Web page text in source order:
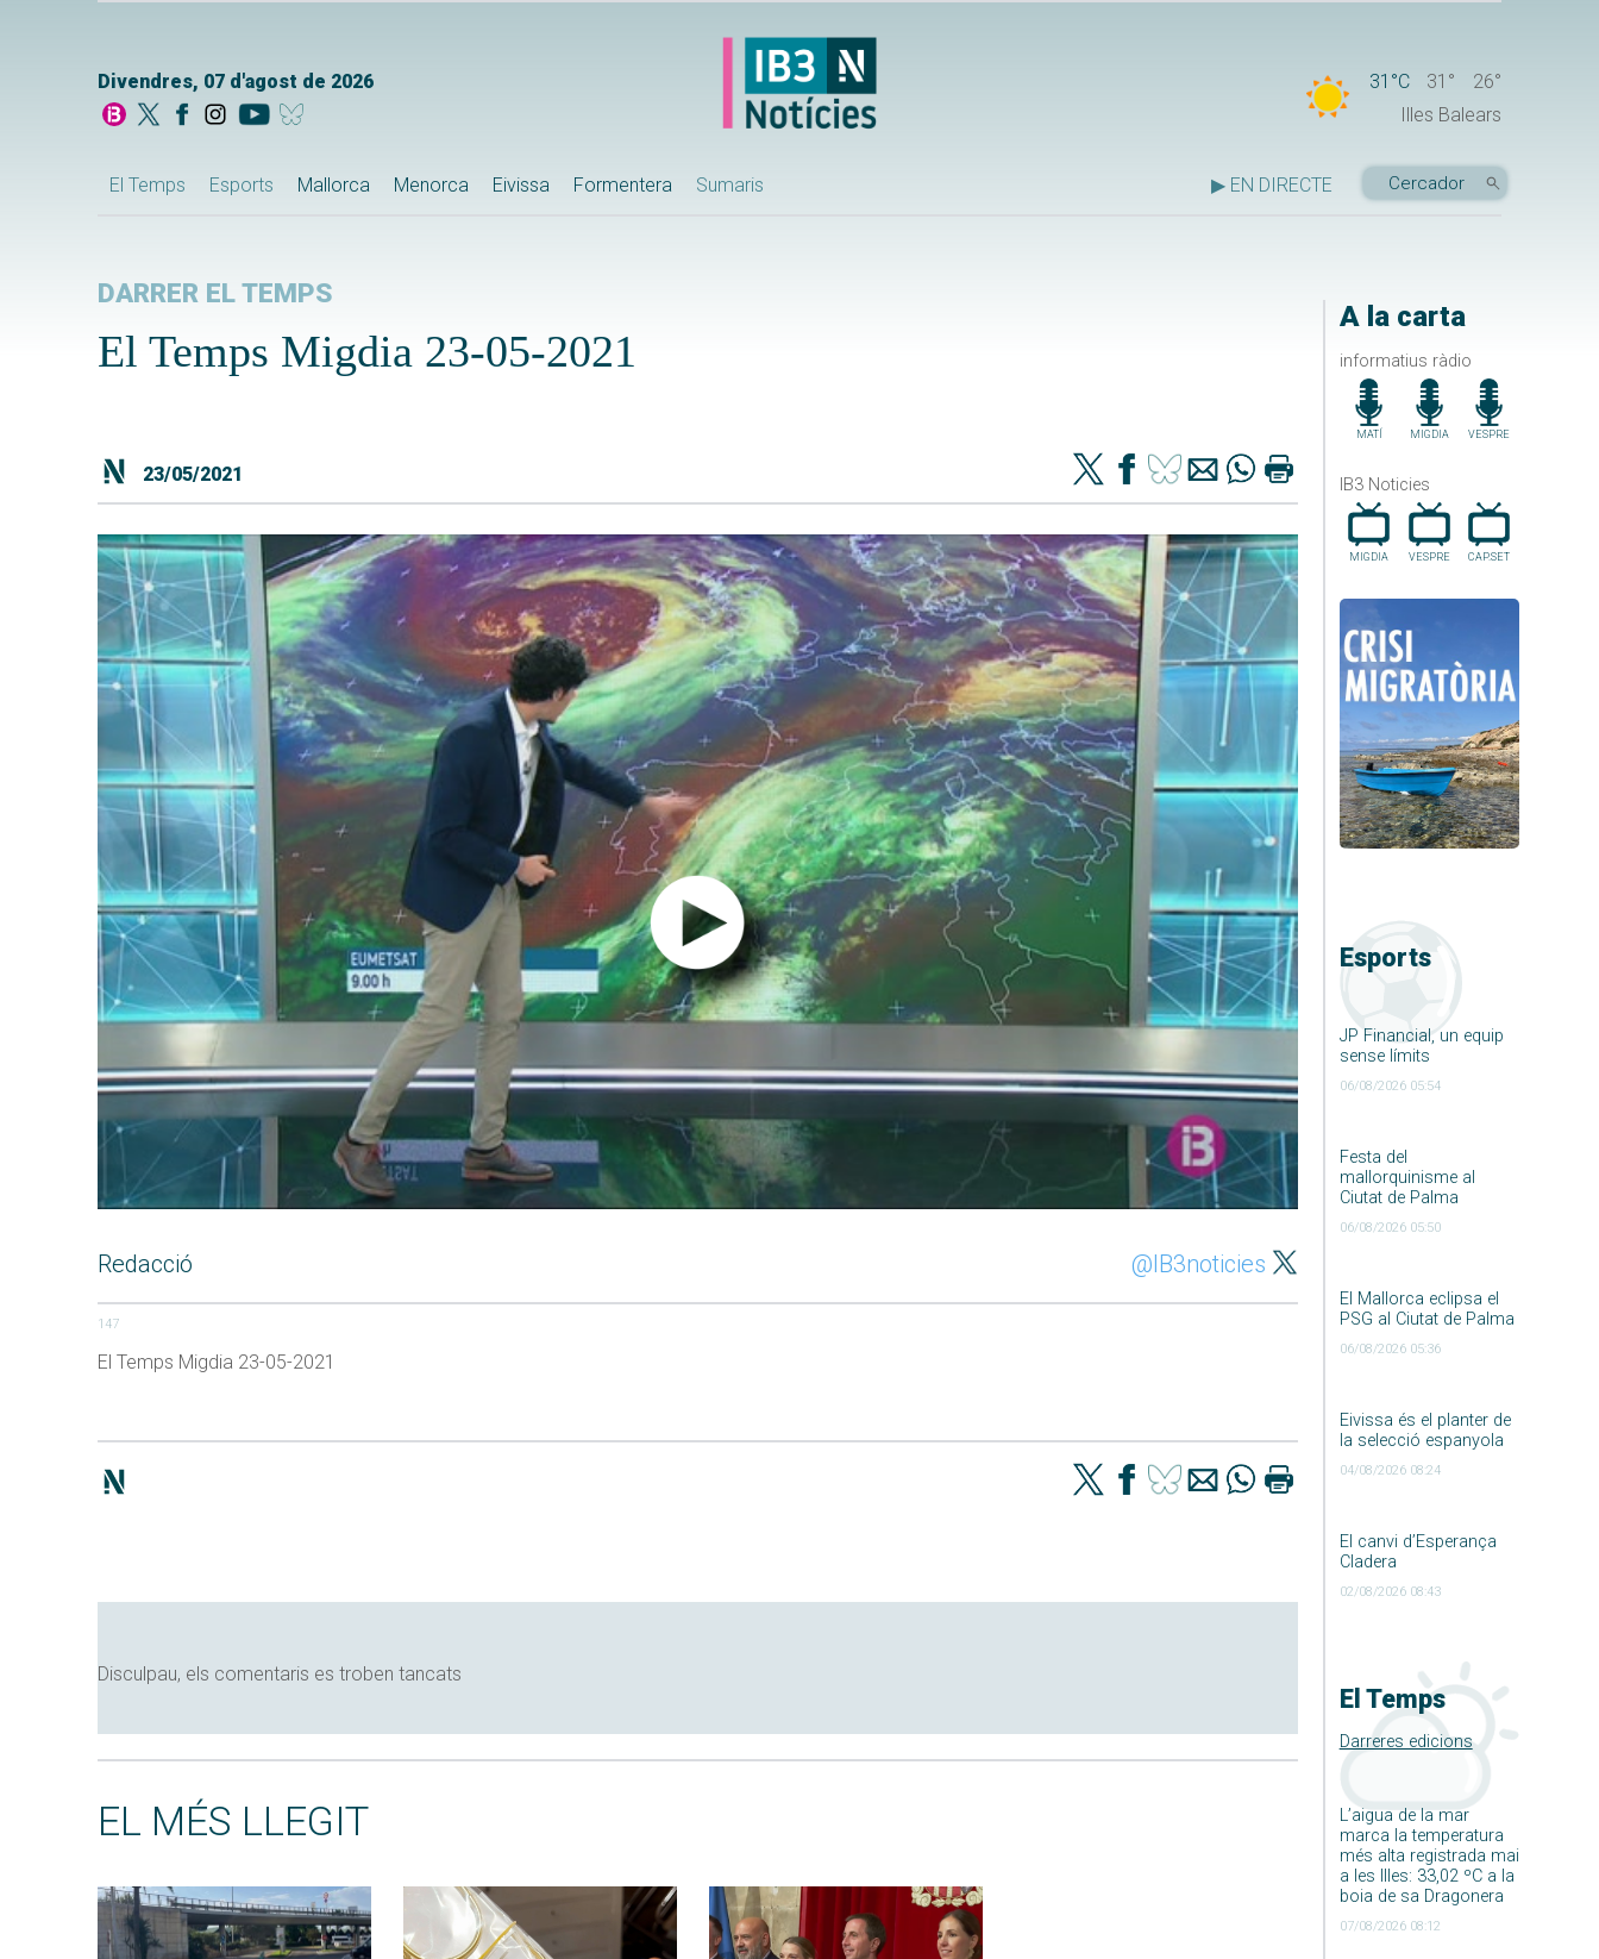
Divendres, 07 d'agost de 2026 31°C 31°
26°
Illes Balears
El Temps Esports Mallorca Menorca Eivissa Formentera Sumaris ▶ EN DIRECTE
A la carta
informatius ràdio
MATÍ MIGDIA VESPRE
IB3 Noticies
MIGDIA VESPRE CAP.SET
Esports
JP Financial, un equip
sense límits
06/08/2026 05:54
Festa del
mallorquinisme al
Ciutat de Palma
06/08/2026 05:50
El Mallorca eclipsa el
PSG al Ciutat de Palma
06/08/2026 05:36
Eivissa és el planter de
la selecció espanyola
04/08/2026 08:24
El canvi d’Esperança
Cladera
02/08/2026 08:43
El Temps
Darreres edicions
L’aigua de la mar
marca la temperatura
més alta registrada mai
a les Illes: 33,02 ºC a la
boia de sa Dragonera
07/08/2026 08:12
DARRER EL TEMPS
El Temps Migdia 23-05-2021
23/05/2021
Redacció @IB3noticies
147
El Temps Migdia 23-05-2021
Disculpau, els comentaris es troben tancats
EL MÉS LLEGIT